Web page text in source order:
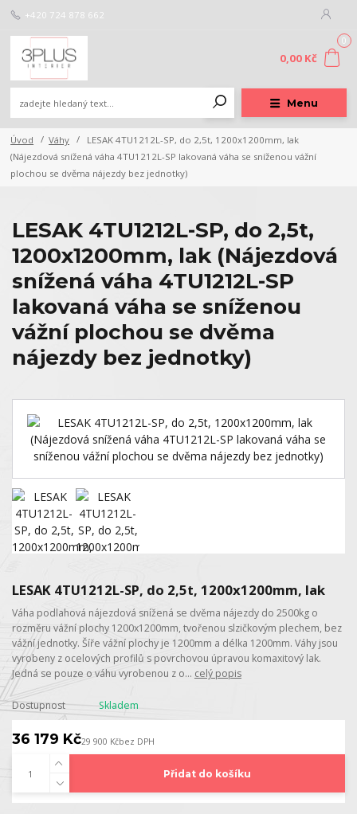
Menu
+420 724 878 662
0
0,00 Kč
Úvod Váhy
LESAK 4TU1212L-SP, do 2,5t, 1200x1200mm, lak
(Nájezdová snížená váha 4TU1212L-SP lakovaná váha se sníženou vážní
plochou se dvěma nájezdy bez jednotky)
LESAK 4TU1212L-SP, do 2,5t,
1200x1200mm, lak (Nájezdová
snížená váha 4TU1212L-SP
lakovaná váha se sníženou
vážní plochou se dvěma
nájezdy bez jednotky)
LESAK 4TU1212L-SP, do 2,5t, 1200x1200mm, lak
Váha podlahová nájezdová snížená se dvěma nájezdy do 2500kg o
rozměru vážní plochy 1200x1200mm, tvořenou slzičkovým plechem, bez
vážní jednotky. Šíře vážní plochy je 1200mm a délka 1200mm. Váhy jsou
vyrobeny z ocelových profilů s povrchovou úpravou komaxitový lak.
Jedná se pouze o váhu vyrobenou z o... celý popis
Dostupnost Skladem
36 179 Kč29 900 Kčbez DPH
Přidat do košíku